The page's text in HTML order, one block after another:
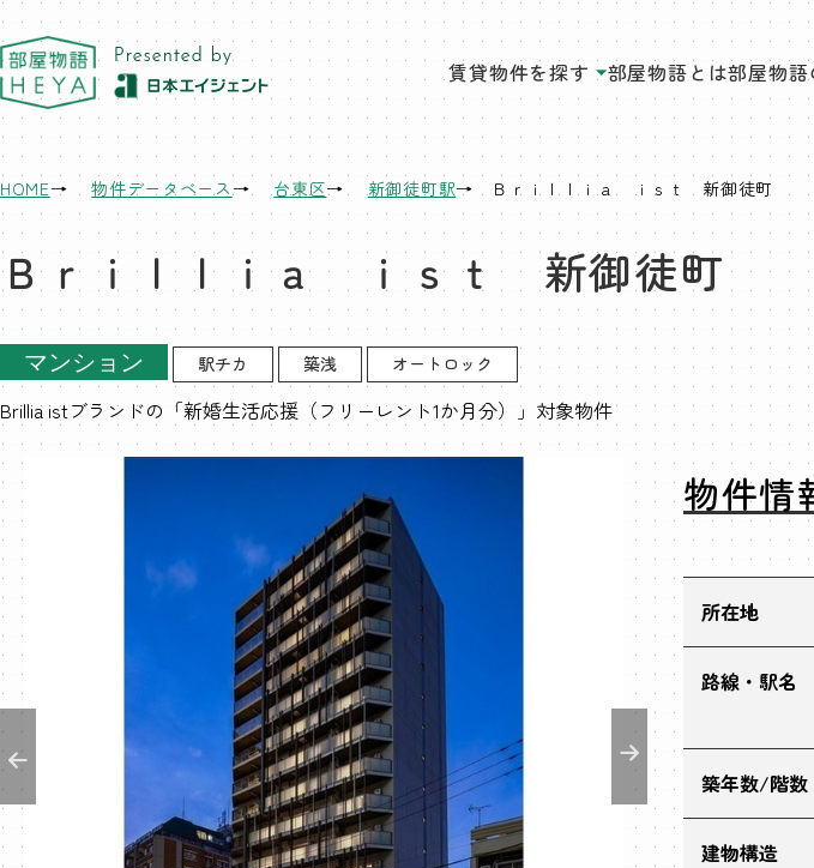
東京 部屋物語
賃貸物件を探す 部屋物語とは部屋物語
HOME 物件データベース 台東区 新御徒町駅 Ｂｒｉｌｌｉａ ｉｓｔ 新御徒町
Ｂｒｉｌｌｉａ ｉｓｔ 新御徒町
マンション 駅チカ 築浅 オートロック
Brillia istブランドの「新婚生活応援（フリーレント1か月分）」対象物件
物件情
所在地
路線・駅名
築年数/階数
建物構造